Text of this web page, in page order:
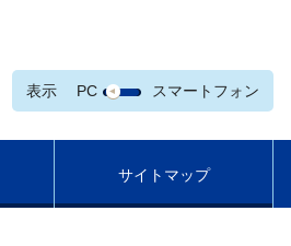
表示 PC スマートフォン
サイトマップ